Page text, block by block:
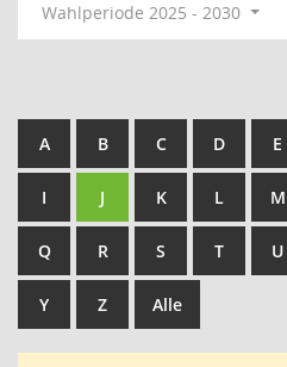
Wahlperiode 2025 - 2030
A B C D E
I J K L M
Q R S T U
Y Z Alle